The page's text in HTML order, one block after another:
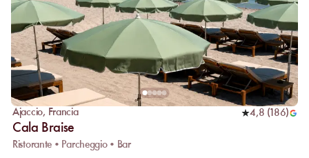
Ajaccio, Francia 4,8 (186)
Cala Braise
Ristorante • Parcheggio • Bar